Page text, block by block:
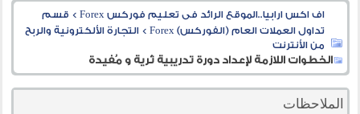
اف اكس ارابيا..الموقع الرائد فى تعليم فوركس Forex > قسم
تداول العملات العام (الفوركس) Forex
>التجارة الألكترونية والربح
من الأنترنت
الخطوات اللازمة لإعداد دورة تدريبية ثرية و مُفيدة
الملاحظات